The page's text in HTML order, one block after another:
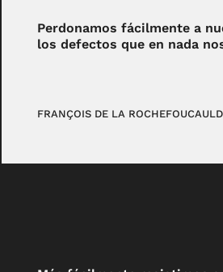
Perdonamos fácilmente a
los defectos que en nada
FRANÇOIS DE LA ROCHEFOUCAULD